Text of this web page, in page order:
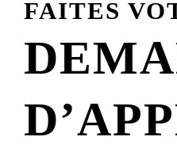
FAITES